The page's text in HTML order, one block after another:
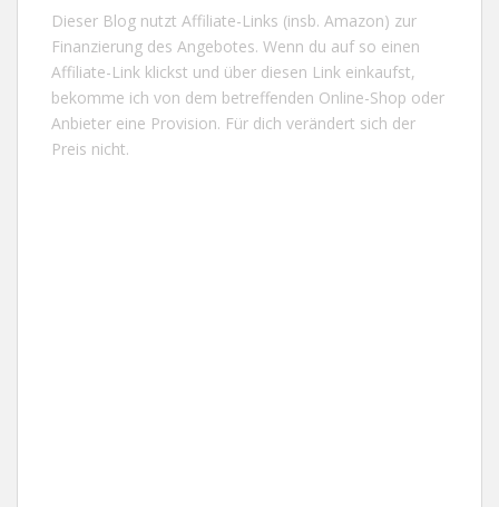
Dieser Blog nutzt Affiliate-Links (insb. Amazon) zur
Finanzierung des Angebotes. Wenn du auf so einen
Affiliate-Link klickst und über diesen Link einkaufst,
bekomme ich von dem betreffenden Online-Shop oder
Anbieter eine Provision. Für dich verändert sich der
Preis nicht.